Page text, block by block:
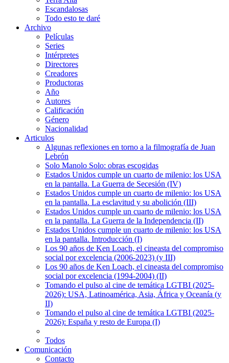
Escandalosas
Todo esto te daré
Archivo
Películas
Series
Intérpretes
Directores
Creadores
Productoras
Año
Autores
Calificación
Género
Nacionalidad
Articulos
Algunas reflexiones en torno a la filmografía de Juan
Lebrón
Solo Manolo Solo: obras escogidas
Estados Unidos cumple un cuarto de milenio: los USA
en la pantalla. La Guerra de Secesión (IV)
Estados Unidos cumple un cuarto de milenio: los USA
en la pantalla. La esclavitud y su abolición (III)
Estados Unidos cumple un cuarto de milenio: los USA
en la pantalla. La Guerra de la Independencia (II)
Estados Unidos cumple un cuarto de milenio: los USA
en la pantalla. Introducción (I)
Los 90 años de Ken Loach, el cineasta del compromiso
social por excelencia (2006-2023) (y III)
Los 90 años de Ken Loach, el cineasta del compromiso
social por excelencia (1994-2004) (II)
Tomando el pulso al cine de temática LGTBI (2025-
2026): USA, Latinoamérica, Asia, África y Oceanía (y
II)
Tomando el pulso al cine de temática LGTBI (2025-
2026): España y resto de Europa (I)
Todos
Comunicación
Contacto